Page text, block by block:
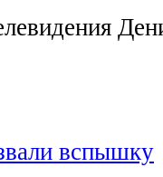
вспышку